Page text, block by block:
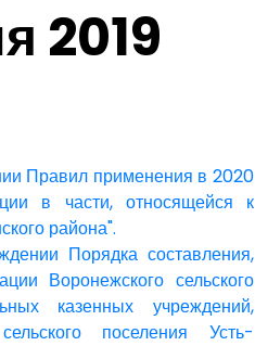
2019
Правил применения в 2020
в части, относящейся к
района".
Порядка составления,
Воронежского сельского
казенных учреждений,
поселения Усть-